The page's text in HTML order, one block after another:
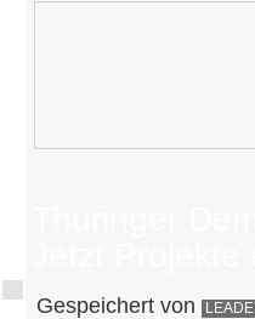
Gespeichert von